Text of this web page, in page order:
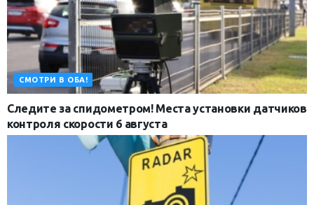
СМОТРИ В ОБА!
Следите за спидометром! Места установки датчиков
контроля скорости 6 августа